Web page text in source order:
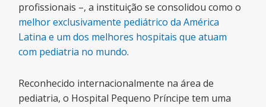
profissionais –, a instituição se consolidou como o
melhor exclusivamente pediátrico da América
Latina e um dos melhores hospitais que atuam
com pediatria no mundo.
Reconhecido internacionalmente na área de
pediatria, o Hospital Pequeno Príncipe tem uma